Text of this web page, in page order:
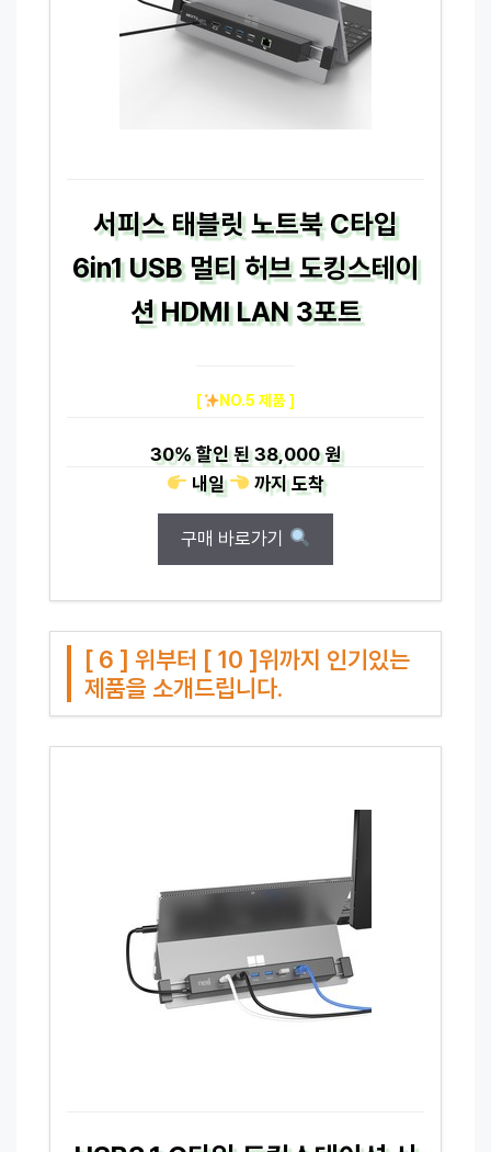
서피스 태블릿 노트북 C타입
6in1 USB 멀티 허브 도킹스테이
션 HDMI LAN 3포트
[ NO.5 제품 ]
30%할인 된38,000 원
내일
까지도착
구매 바로가기
[ 6 ] 위부터 [ 10 ]위까지 인기있는
제품을 소개드립니다.